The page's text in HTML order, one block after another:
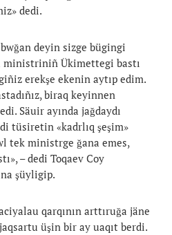
dedi.
deyin sizge bügingi
ministriniñ Ükimettegi bastı
erekşe ekenin aytıp edim.
biraq keyinnen
Säuir ayında jağdaydı
tüsiretin «kadrlıq şeşim»
tek ministrge ğana emes,
– dedi Toqaev Coy
şüyligip.
qarqının arttıruğa jäne
üşin bir ay uaqıt berdi.